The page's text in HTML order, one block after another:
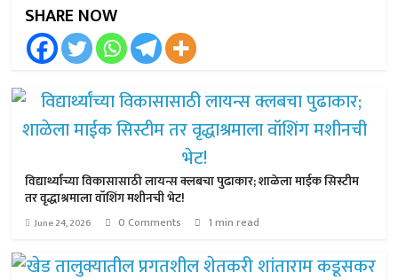
SHARE NOW
विद्यार्थ्यांच्या विकासासाठी लायन्स क्लबचा पुढाकार; शाळेला माईक सिस्टीम
तर वृद्धाश्रमाला वॉशिंग मशीनची भेट!
June 24, 2026 0 Comments 1 min read